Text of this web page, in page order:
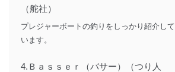
（舵社）
プレジャーボートの釣りをしっかり紹介して
います。
4. Ｂａｓｓｅｒ（バサー）（つり人